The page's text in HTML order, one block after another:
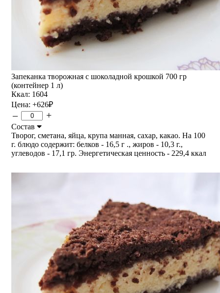
Запеканка творожная с шоколадной крошкой 700 гр
(контейнер 1 л)
Ккал: 1604
Цена: +626₽
– +
Состав
Творог, сметана, яйца, крупа манная, сахар, какао. На 100
г. блюдо содержит: белков - 16,5 г ., жиров - 10,3 г.,
углеводов - 17,1 гр. Энергетическая ценность - 229,4 ккал